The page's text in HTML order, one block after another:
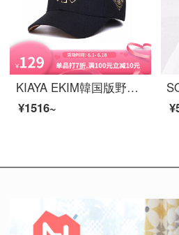
KIAYA EKIM韓国版野球帽ヤンキーニ黒金縁金男女同項鴨舌帽の小さい文字刺繍テープの湿った帽子ラのサンバイザーの黒い金縁NY
¥1516~